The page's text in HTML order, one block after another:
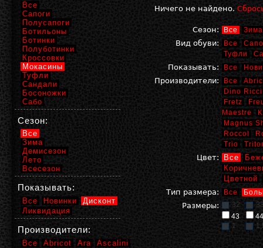
Ничего не найдено.
Сезон: Все Зима
Вид обуви: Все
Туфли
Показывать: Все
Производители: Все
Dino Ricci
Fretz
Maestre
Magnus
Roccol
Trio
Цвет: Все
Цветной
Тип размера:
Все
Размеры: 32
43
44
1
Все
Сапоги
Полусапоги
Ботильоны
Ботинки
Полуботинки
Кроссовки
Мокасины
Туфли
Сандали
Босоножки
Сабо
Сезон:
Все
Зима
Демисезон
Лето
Всесезон
Показывать:
Все Новинки
Дисконт
Ликвидация
Производители:
Все Abricot Ara
Ascalini